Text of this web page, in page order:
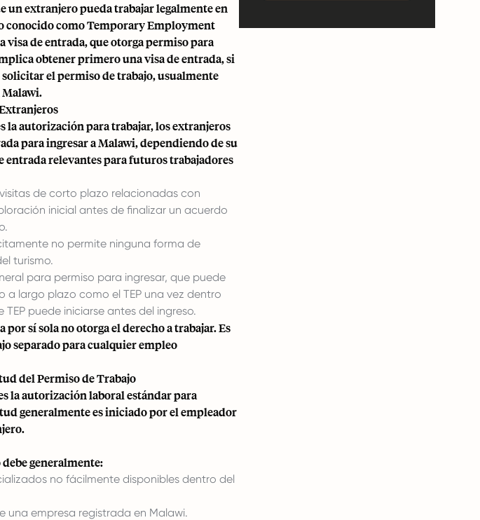
extranjero pueda trabajar legalmente en
conocido como Temporary Employment
de entrada, que otorga permiso para
obtener primero una visa de entrada, si
el permiso de trabajo, usualmente
la autorización para trabajar, los extranjeros
para ingresar a Malawi, dependiendo de su
entrada relevantes para futuros trabajadores
de corto plazo relacionadas con
inicial antes de finalizar un acuerdo
no permite ninguna forma de
turismo.
para permiso para ingresar, que puede
a largo plazo como el TEP una vez dentro
puede iniciarse antes del ingreso.
sí sola no otorga el derecho a trabajar. Es
separado para cualquier empleo
del Permiso de Trabajo
la autorización laboral estándar para
generalmente es iniciado por el empleador
generalmente:
no fácilmente disponibles dentro del
una empresa registrada en Malawi.